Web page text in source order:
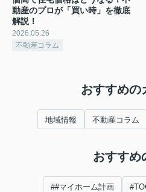
動産のプロが「買い時」を徹底
解説！
2026.05.26
不動産コラム
おすすめの
地域情報 不動産コラム
おすすめ
##マイホーム計画